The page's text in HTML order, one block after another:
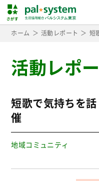
ホーム 活動レポート 短
活動レポ
短歌で気持ちを
催
地域コミュニティ